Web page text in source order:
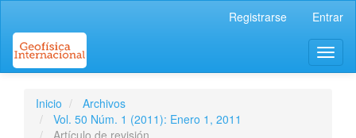
Contenido
principal
Barra
Registrarse Entrar
Inicio
Archivos
Vol. 50 Núm. 1 (2011): Enero 1, 2011
Artículo de revisión